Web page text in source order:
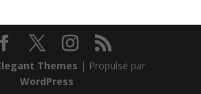
Themes | Propulsé par
WordPress